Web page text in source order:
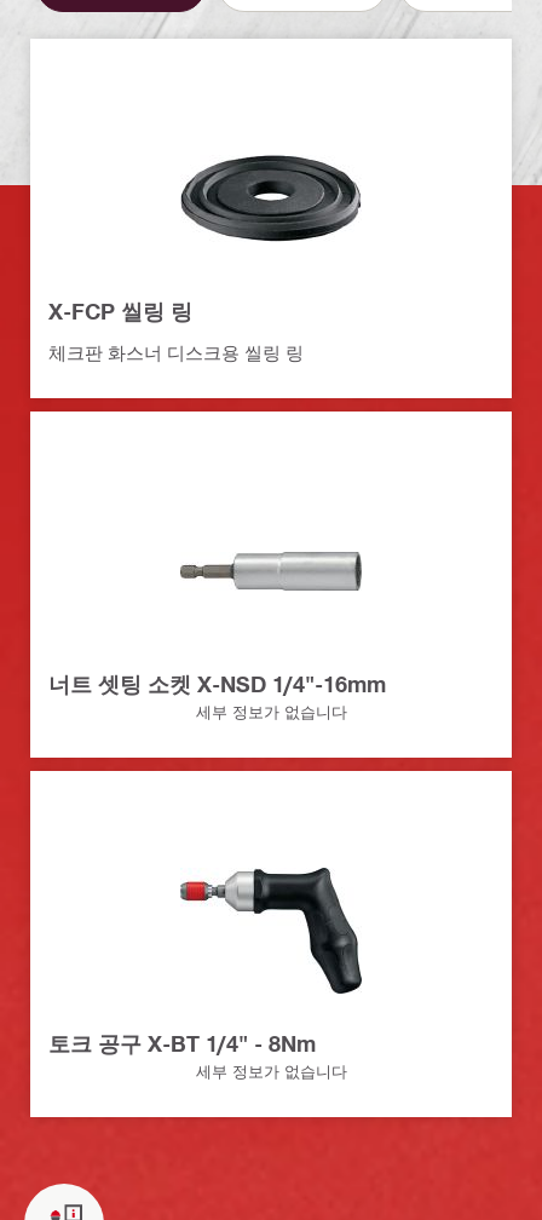
X-FCP 씰링 링
체크판 화스너 디스크용 씰링 링
너트 셋팅 소켓 X-NSD 1/4"-16mm
세부 정보가 없습니다
토크 공구 X-BT 1/4" - 8Nm
세부 정보가 없습니다